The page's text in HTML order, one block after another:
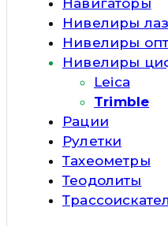
Нивелиры
Нивелиры
Нивелиры
Leica
Trimble
Рации
Рулетки
Тахеометры
Теодолиты